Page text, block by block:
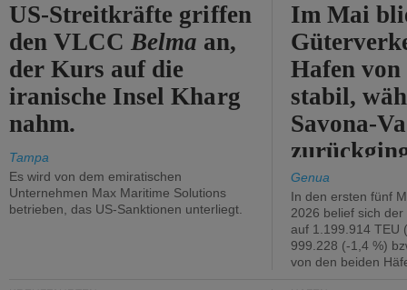
US-Streitkräfte griffen
den VLCCBelma an,
der Kurs auf die
iranische Insel Kharg
nahm.
Tampa
Es wird von dem emiratischen
Unternehmen Max Maritime Solutions
betrieben, das US-Sanktionen unterliegt.
Im Mai
Hafen von
stabil,
Savona-
Genua
In den ersten fünf
2026 belief sich
auf 1.199.914 TEU
999.228 (-1,4 %)
von den beiden